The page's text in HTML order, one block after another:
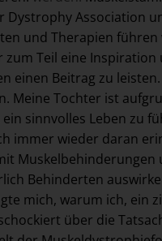
Association
und Therapien
Teil eine
einen Beitrag zu
Meine Tochter ist
sinnvolles Leben zu
immer wieder daran
Behinderten
mich, warum ich, ein
über die